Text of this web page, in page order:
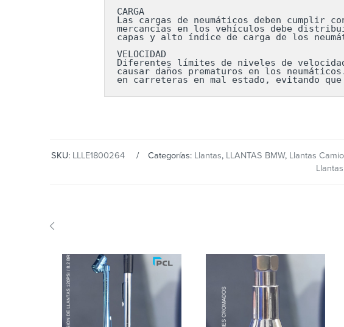
CARGA
Las cargas de neumáticos deben cumplir
mercancías en los vehículos debe
capas y alto índice de carga de los
VELOCIDAD
Diferentes límites de niveles de
causar daños prematuros en los
en carreteras en mal estado, evitando
SKU: LLLE1800264 Categorías: Llantas, LLANTAS BMW, Llantas